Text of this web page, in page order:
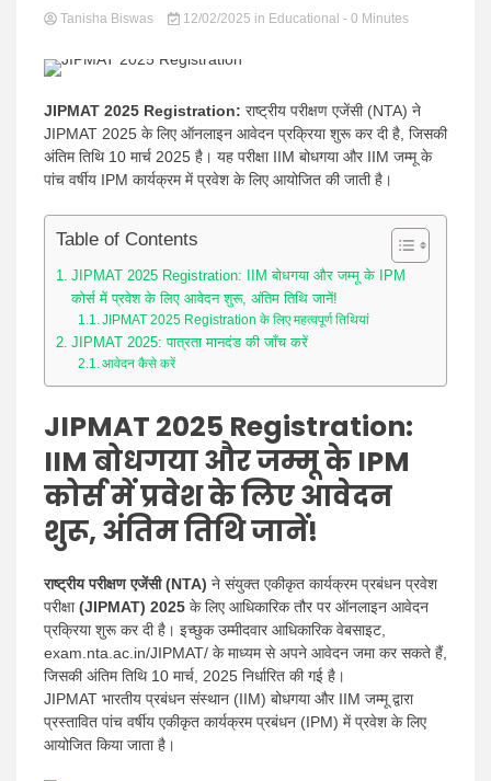
Tanisha Biswas 12/02/2025 in Educational - 0 Minutes
JIPMAT 2025 Registration: राष्ट्रीय परीक्षण एजेंसी (NTA) ने
JIPMAT 2025 के लिए ऑनलाइन आवेदन प्रक्रिया शुरू कर दी है, जिसकी
अंतिम तिथि 10 मार्च 2025 है। यह परीक्षा IIM बोधगया और IIM जम्मू के
पांच वर्षीय IPM कार्यक्रम में प्रवेश के लिए आयोजित की जाती है।
Table of Contents
JIPMAT 2025 Registration: IIM बोधगया और जम्मू के IPM
कोर्स में प्रवेश के लिए आवेदन शुरू, अंतिम तिथि जानें!
JIPMAT 2025 Registration के लिए महत्वपूर्ण तिथियां
JIPMAT 2025: पात्रता मानदंड की जाँच करें
आवेदन कैसे करें
JIPMAT 2025 Registration:
IIM बोधगया और जम्मू के IPM
कोर्स में प्रवेश के लिए आवेदन
शुरू, अंतिम तिथि जानें!
राष्ट्रीय परीक्षण एजेंसी (NTA) ने संयुक्त एकीकृत कार्यक्रम प्रबंधन प्रवेश
परीक्षा(JIPMAT) 2025 के लिए आधिकारिक तौर पर ऑनलाइन आवेदन
प्रक्रिया शुरू कर दी है। इच्छुक उम्मीदवार आधिकारिक वेबसाइट,
exam.nta.ac.in/JIPMAT/ के माध्यम से अपने आवेदन जमा कर सकते हैं,
जिसकी अंतिम तिथि 10 मार्च, 2025 निर्धारित की गई है।
JIPMAT भारतीय प्रबंधन संस्थान (IIM) बोधगया और IIM जम्मू द्वारा
प्रस्तावित पांच वर्षीय एकीकृत कार्यक्रम प्रबंधन (IPM) में प्रवेश के लिए
आयोजित किया जाता है।